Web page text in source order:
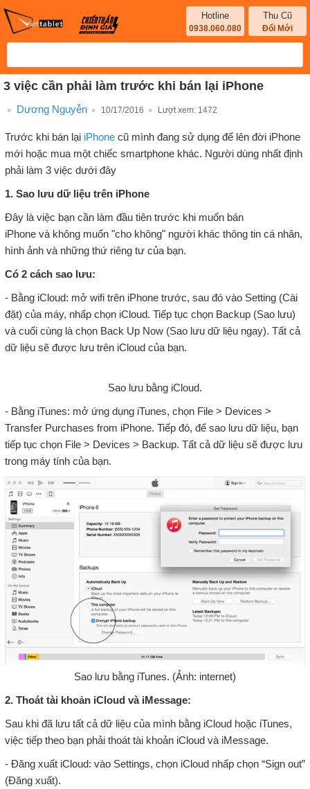
Hotline
0938.060.080
Thu Cũ
Đổi Mới
3 việc cần phải làm trước khi bán lại iPhone
Dương Nguyễn 10/17/2016 Lượt xem: 1472
Trước khi bán lại iPhonecũ mình đang sử dụng để lên đời iPhone
mới hoặc mua một chiếc smartphone khác. Người dùng nhất định
phải làm 3 việc dưới đây
1. Sao lưu dữ liệu trên iPhone
Đây là việc bạn cần làm đầu tiên trước khi muốn bán
iPhone và không muốn "cho không" người khác thông tin cá nhân,
hình ảnh và những thứ riêng tư của bạn.
Có 2 cách sao lưu:
- Bằng iCloud: mở wifi trên iPhone trước, sau đó vào Setting (Cài
đặt) của máy, nhấp chọn iCloud. Tiếp tục chọn Backup (Sao lưu)
và cuối cùng là chọn Back Up Now (Sao lưu dữ liệu ngay). Tất cả
dữ liệu sẽ được lưu trên iCloud của bạn.
Sao lưu bằng iCloud.
- Bằng iTunes: mở ứng dụng iTunes, chọn File > Devices >
Transfer Purchases from iPhone. Tiếp đó, để sao lưu dữ liệu, bạn
tiếp tục chọn File > Devices > Backup. Tất cả dữ liệu sẽ được lưu
trong máy tính của bạn.
Sao lưu bằng iTunes. (Ảnh: internet)
2. Thoát tài khoản iCloud và iMessage:
Sau khi đã lưu tất cả dữ liệu của mình bằng iCloud hoặc iTunes,
việc tiếp theo bạn phải thoát tài khoản iCloud và iMessage.
- Đăng xuất iCloud: vào Settings, chọn iCloud nhấp chọn “Sign out”
(Đăng xuất).